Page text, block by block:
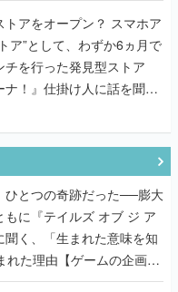
オープン？ スマホア
ア”として、わずか6ヵ月で
チを行った発見型ストア
ナ！』仕掛け人に話を聞い
ひとつの奇跡だった──膨大
もに『テイルズ オブ ジ ア
聞く、「生まれた意味を知
れた理由【ゲームの企画